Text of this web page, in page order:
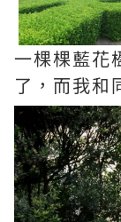
一棵棵藍
了，而我和